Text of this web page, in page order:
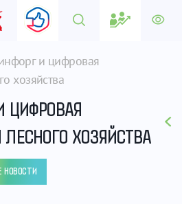
и цифровая
хозяйства
ЦИФРОВАЯ
ХОЗЯЙСТВА
НОВОСТИ